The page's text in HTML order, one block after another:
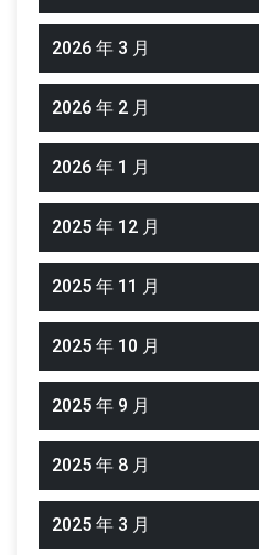
2026 年 3 月
2026 年 2 月
2026 年 1 月
2025 年 12 月
2025 年 11 月
2025 年 10 月
2025 年 9 月
2025 年 8 月
2025 年 3 月